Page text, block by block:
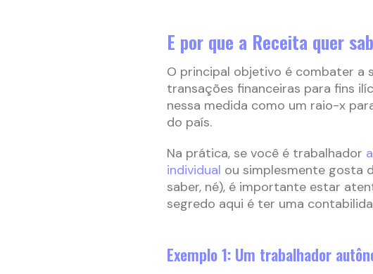
E por que a Receita quer
O principal objetivo é combater a
transações financeiras para fins
nessa medida como um raio-x
do país.
Na prática, se você é trabalhador
individual ou simplesmente gosta
saber, né), é importante estar
segredo aqui é ter uma
Exemplo 1: Um trabalhador